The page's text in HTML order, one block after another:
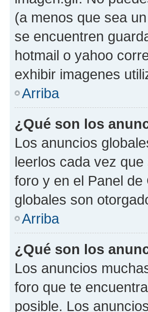
(a menos que sea
se encuentren
hotmail o yahoo
exhibir imagenes
Arriba
¿Qué son los
Los anuncios
leerlos cada vez
foro y en el Panel
globales son
Arriba
¿Qué son los
Los anuncios
foro que te
posible. Los